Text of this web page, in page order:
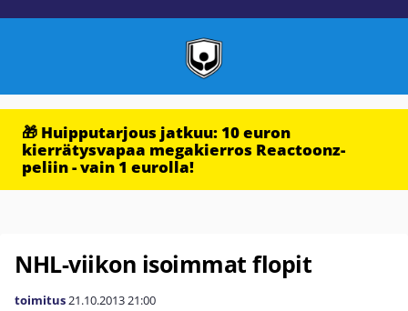
🎁 Huipputarjous jatkuu: 10 euron
kierrätysvapaa megakierros Reactoonz-
peliin - vain 1 eurolla!
NHL-viikon isoimmat flopit
toimitus21.10.201321:00